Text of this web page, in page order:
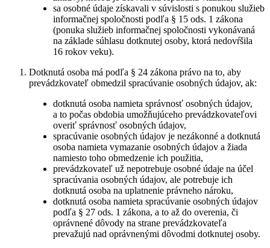
sa osobné údaje získavali v súvislosti s ponukou služieb
informačnej spoločnosti podľa § 15 ods. 1 zákona
(ponuka služieb informačnej spoločnosti vykonávaná
na základe súhlasu dotknutej osoby, ktorá nedovŕšila
16 rokov veku).
Dotknutá osoba má podľa § 24 zákona právo na to, aby
prevádzkovateľ obmedzil spracúvanie osobných údajov, ak:
dotknutá osoba namieta správnosť osobných údajov,
a to počas obdobia umožňujúceho prevádzkovateľovi
overiť správnosť osobných údajov,
spracúvanie osobných údajov je nezákonné a dotknutá
osoba namieta vymazanie osobných údajov a žiada
namiesto toho obmedzenie ich použitia,
prevádzkovateľ už nepotrebuje osobné údaje na účel
spracúvania osobných údajov, ale potrebuje ich
dotknutá osoba na uplatnenie právneho nároku,
dotknutá osoba namieta spracúvanie osobných údajov
podľa § 27 ods. 1 zákona, a to až do overenia, či
oprávnené dôvody na strane prevádzkovateľa
prevažujú nad oprávnenými dôvodmi dotknutej osoby.